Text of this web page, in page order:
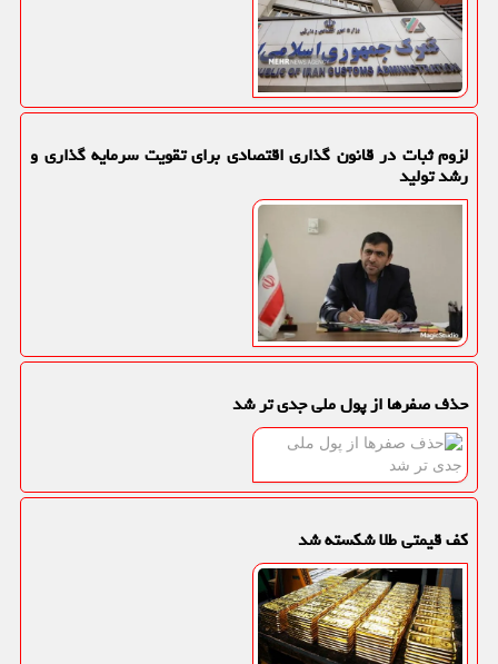
لزوم ثبات در قانون گذاری اقتصادی برای تقویت سرمایه گذاری و
رشد تولید
حذف صفرها از پول ملی جدی تر شد
کف قیمتی طلا شکسته شد